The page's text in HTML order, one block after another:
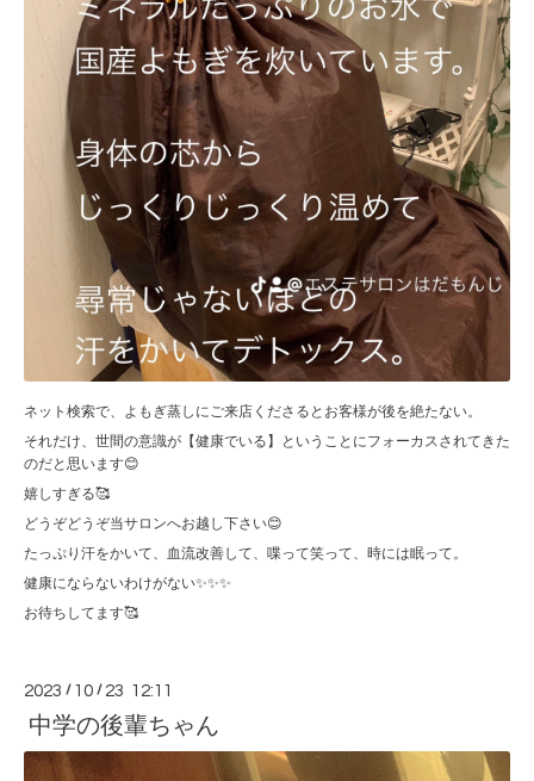
ネット検索で、よもぎ蒸しにご来店くださるとお客様が後を絶たない。
それだけ、世間の意識が【健康でいる】ということにフォーカスされてきた
のだと思います😊
嬉しすぎる🥰
どうぞどうぞ当サロンへお越し下さい😊
たっぷり汗をかいて、血流改善して、喋って笑って、時には眠って。
健康にならないわけがない✨✨✨
お待ちしてます🥰
2023 / 10 / 23 12:11
中学の後輩ちゃん